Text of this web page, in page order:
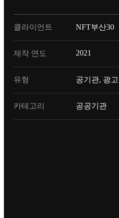
클라이언트 NFT부산30
제작 연도 2021
유형 공기관, 광고
카테고리 공공기관